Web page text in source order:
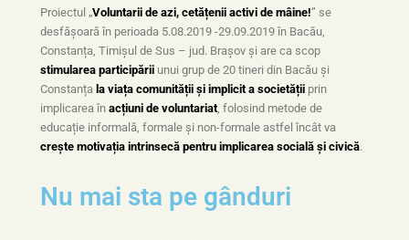
Proiectul „Voluntarii de azi, cetățenii activi de mâine!” se
desfășoară în perioada 5.08.2019 -29.09.2019 în Bacău,
Constanța, Timișul de Sus – jud. Brașov și are ca scop
stimularea participăriiunui grup de 20 tineri din Bacău și
Constanța la viața comunității și implicit a societățiiprin
implicarea în acțiuni de voluntariat, folosind metode de
educație informală, formale și non-formale astfel încât va
crește motivația intrinsecă pentru implicarea socială și civică.
Nu mai sta pe gânduri